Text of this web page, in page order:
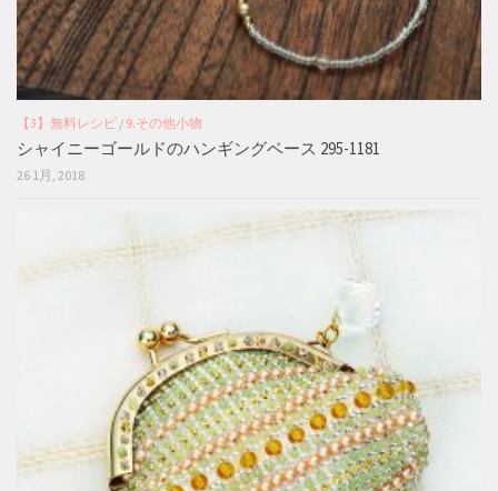
【3】無料レシピ / 9.その他小物
シャイニーゴールドのハンギングベース 295-1181
26 1月, 2018